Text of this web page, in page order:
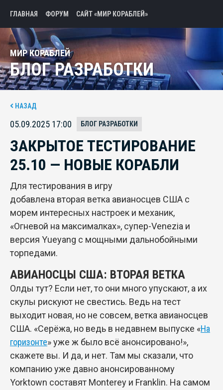
ГЛАВНАЯ ФОРУМ САЙТ «МИР КОРАБЛЕЙ»
МИР КОРАБЛЕЙ
БЛОГ РАЗРАБОТКИ
НАЗАД
05.09.2025 17:00 БЛОГ РАЗРАБОТКИ
ЗАКРЫТОЕ ТЕСТИРОВАНИЕ
25.10 — НОВЫЕ КОРАБЛИ
Для тестирования в игру
добавлена вторая ветка авианосцев США с
морем интересных настроек и механик,
«Огневой на максималках», супер-Venezia и
версия Yueyang с мощными дальнобойными
торпедами.
АВИАНОСЦЫ США: ВТОРАЯ ВЕТКА
Олды тут? Если нет, то они много упускают, а их
скулы рискуют не свестись. Ведь на тест
выходит новая, но не совсем, ветка авианосцев
США. «Серёжа, но ведь в недавнем выпуске «На
горизонте» уже ж было всё анонсировано!»,
скажете вы. И да, и нет. Там мы сказали, что
компанию уже давно анонсированному
Yorktown составят Monterey и Franklin. На самом